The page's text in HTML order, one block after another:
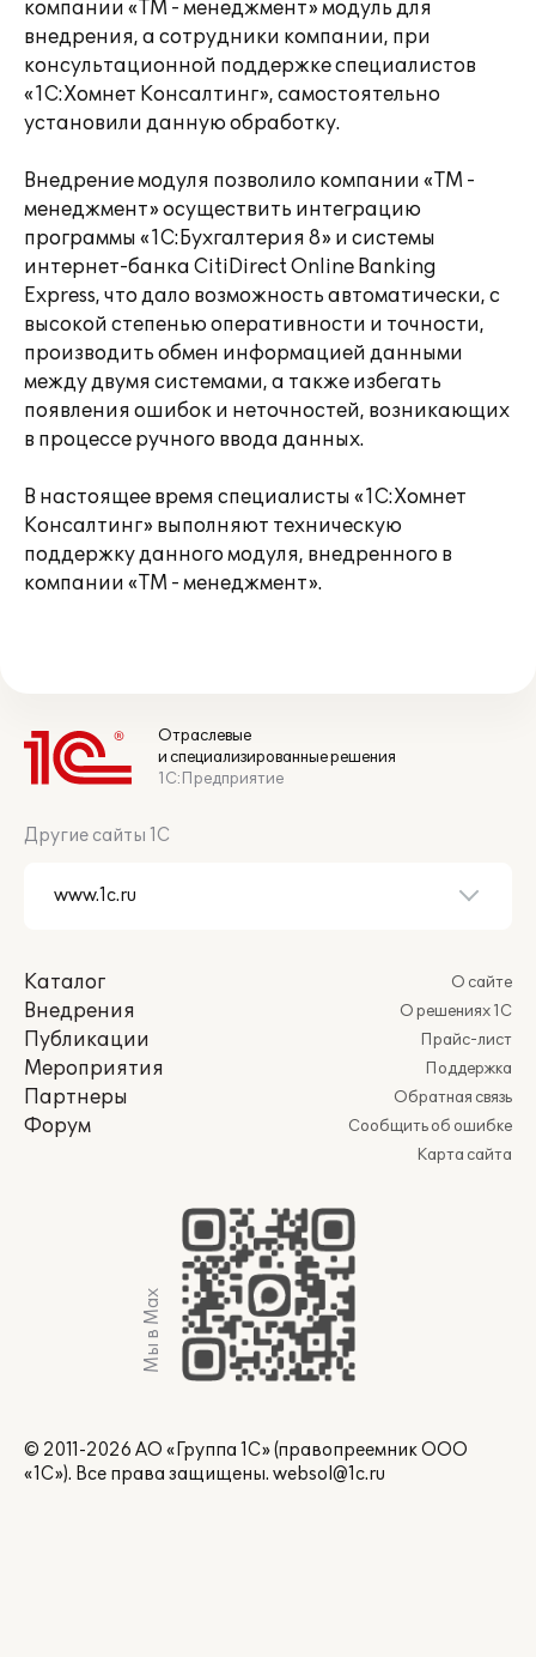
компании «ТМ - менеджмент» модуль для
внедрения, а сотрудники компании, при
консультационной поддержке специалистов
«1С:Хомнет Консалтинг», самостоятельно
установили данную обработку.
Внедрение модуля позволило компании «ТМ -
менеджмент» осуществить интеграцию
программы «1С:Бухгалтерия 8» и системы
интернет-банка CitiDirect Online Banking
Express, что дало возможность автоматически, с
высокой степенью оперативности и точности,
производить обмен информацией данными
между двумя системами, а также избегать
появления ошибок и неточностей, возникающих
в процессе ручного ввода данных.
В настоящее время специалисты «1С:Хомнет
Консалтинг» выполняют техническую
поддержку данного модуля, внедренного в
компании «ТМ - менеджмент».
Отраслевые
и специализированные решения
1С:Предприятие
Другие сайты 1С
Каталог
Внедрения
Публикации
Мероприятия
Партнеры
Форум
О сайте
О решениях 1С
Прайс-лист
Поддержка
Обратная связь
Сообщить об ошибке
Карта сайта
Мы в Max
© 2011-2026 АО «Группа 1С» (правопреемник ООО
«1С»). Все права защищены. websol@1c.ru